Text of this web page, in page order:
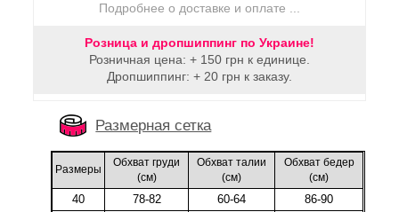
Подробнее о доставке и оплате ...
Розница и дропшиппинг по Украине!
Розничная цена: + 150 грн к единице.
Дропшиппинг: + 20 грн к заказу.
Размерная сетка
Размеры
Обхват груди
(cм)
Обхват талии
(cм)
Обхват бедер
(cм)
40 78-82 60-64
86-90